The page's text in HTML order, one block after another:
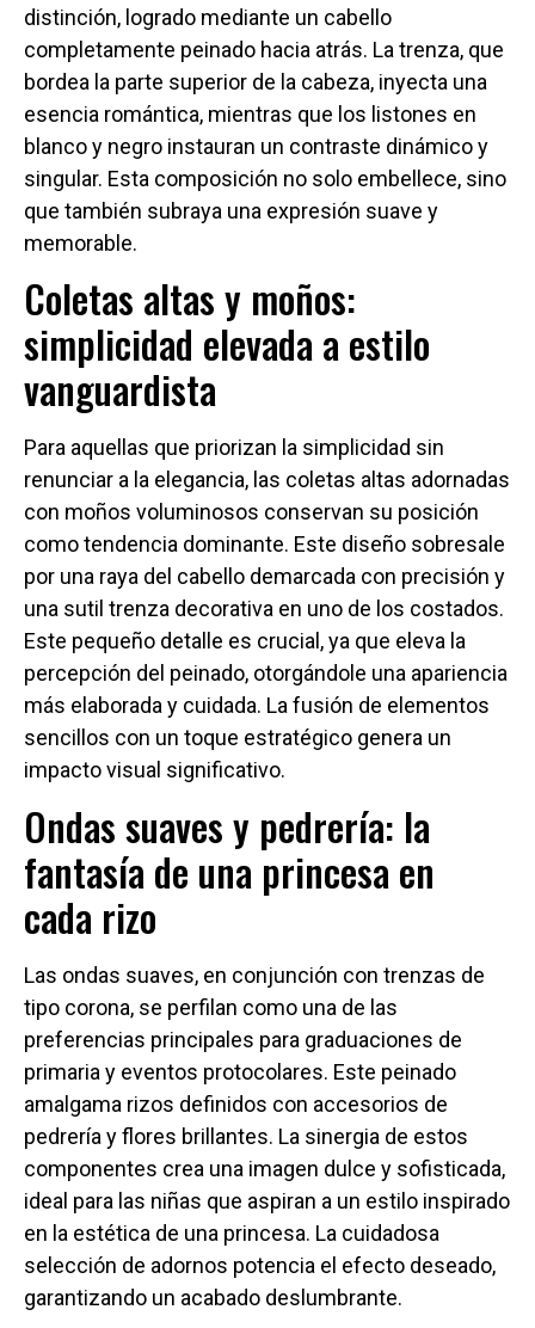
distinción, logrado mediante un cabello
completamente peinado hacia atrás. La trenza, que
bordea la parte superior de la cabeza, inyecta una
esencia romántica, mientras que los listones en
blanco y negro instauran un contraste dinámico y
singular. Esta composición no solo embellece, sino
que también subraya una expresión suave y
memorable.
Coletas altas y moños:
simplicidad elevada a estilo
vanguardista
Para aquellas que priorizan la simplicidad sin
renunciar a la elegancia, las coletas altas adornadas
con moños voluminosos conservan su posición
como tendencia dominante. Este diseño sobresale
por una raya del cabello demarcada con precisión y
una sutil trenza decorativa en uno de los costados.
Este pequeño detalle es crucial, ya que eleva la
percepción del peinado, otorgándole una apariencia
más elaborada y cuidada. La fusión de elementos
sencillos con un toque estratégico genera un
impacto visual significativo.
Ondas suaves y pedrería: la
fantasía de una princesa en
cada rizo
Las ondas suaves, en conjunción con trenzas de
tipo corona, se perfilan como una de las
preferencias principales para graduaciones de
primaria y eventos protocolares. Este peinado
amalgama rizos definidos con accesorios de
pedrería y flores brillantes. La sinergia de estos
componentes crea una imagen dulce y sofisticada,
ideal para las niñas que aspiran a un estilo inspirado
en la estética de una princesa. La cuidadosa
selección de adornos potencia el efecto deseado,
garantizando un acabado deslumbrante.